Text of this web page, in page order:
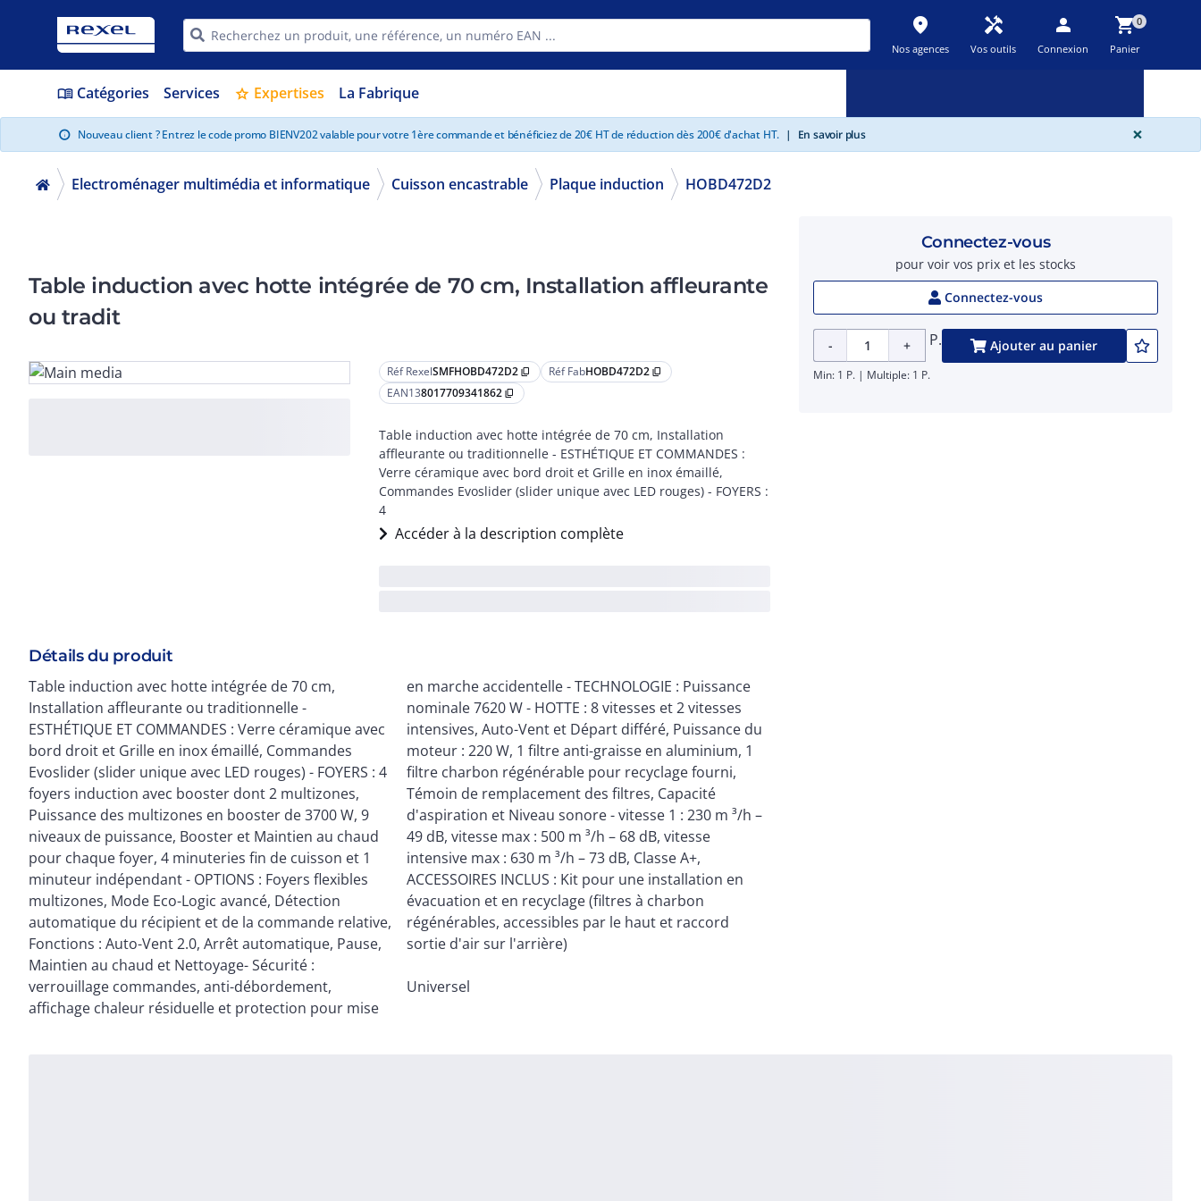
place
Nos agences
handyman
Vos outils
person
Connexion
shopping_cart0
Panier
menu_book Catégories Services star Expertises La Fabrique
info Nouveau client ? Entrez le code promo BIENV202 valable pour votre 1ère commande et bénéficiez de 20€ HT de réduction dès 200€ d'achat HT. | En savoir plus ×
Electroménager multimédia et informatique Cuisson encastrable Plaque induction HOBD472D2
Table induction avec hotte intégrée de 70 cm, Installation affleurante
ou tradit
Réf RexelSMFHOBD472D2 content_copy Réf FabHOBD472D2 content_copy
EAN138017709341862 content_copy
Table induction avec hotte intégrée de 70 cm, Installation
affleurante ou traditionnelle - ESTHÉTIQUE ET COMMANDES :
Verre céramique avec bord droit et Grille en inox émaillé,
Commandes Evoslider (slider unique avec LED rouges) - FOYERS :
4
Accéder à la description complète
Détails du produit
Table induction avec hotte intégrée de 70 cm,
Installation affleurante ou traditionnelle -
ESTHÉTIQUE ET COMMANDES : Verre céramique avec
bord droit et Grille en inox émaillé, Commandes
Evoslider (slider unique avec LED rouges) - FOYERS : 4
foyers induction avec booster dont 2 multizones,
Puissance des multizones en booster de 3700 W, 9
niveaux de puissance, Booster et Maintien au chaud
pour chaque foyer, 4 minuteries fin de cuisson et 1
minuteur indépendant - OPTIONS : Foyers flexibles
multizones, Mode Eco-Logic avancé, Détection
automatique du récipient et de la commande relative,
Fonctions : Auto-Vent 2.0, Arrêt automatique, Pause,
Maintien au chaud et Nettoyage- Sécurité :
verrouillage commandes, anti-débordement,
affichage chaleur résiduelle et protection pour mise
en marche accidentelle - TECHNOLOGIE : Puissance
nominale 7620 W - HOTTE : 8 vitesses et 2 vitesses
intensives, Auto-Vent et Départ différé, Puissance du
moteur : 220 W, 1 filtre anti-graisse en aluminium, 1
filtre charbon régénérable pour recyclage fourni,
Témoin de remplacement des filtres, Capacité
d'aspiration et Niveau sonore - vitesse 1 : 230 m ³/h –
49 dB, vitesse max : 500 m ³/h – 68 dB, vitesse
intensive max : 630 m ³/h – 73 dB, Classe A+,
ACCESSOIRES INCLUS : Kit pour une installation en
évacuation et en recyclage (filtres à charbon
régénérables, accessibles par le haut et raccord
sortie d'air sur l'arrière)
Universel
Connectez-vous
pour voir vos prix et les stocks
Connectez-vous
- + P. Ajouter au panier
Min: 1 P. | Multiple: 1 P.